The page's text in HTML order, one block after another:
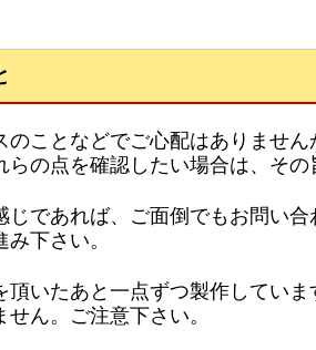
ことなどでご心配はありません
の点を確認したい場合は、その
であれば、ご面倒でもお問い
み下さい。
いたあと一点ずつ製作してい
ん。ご注意下さい。